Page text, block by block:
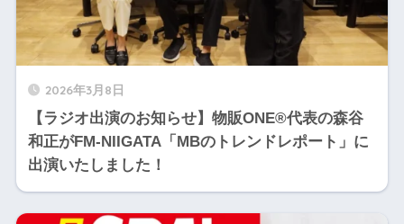
2026年3月8日
【ラジオ出演のお知らせ】物販ONE®代表の森谷
和正がFM-NIIGATA「MBのトレンドレポート」に
出演いたしました！